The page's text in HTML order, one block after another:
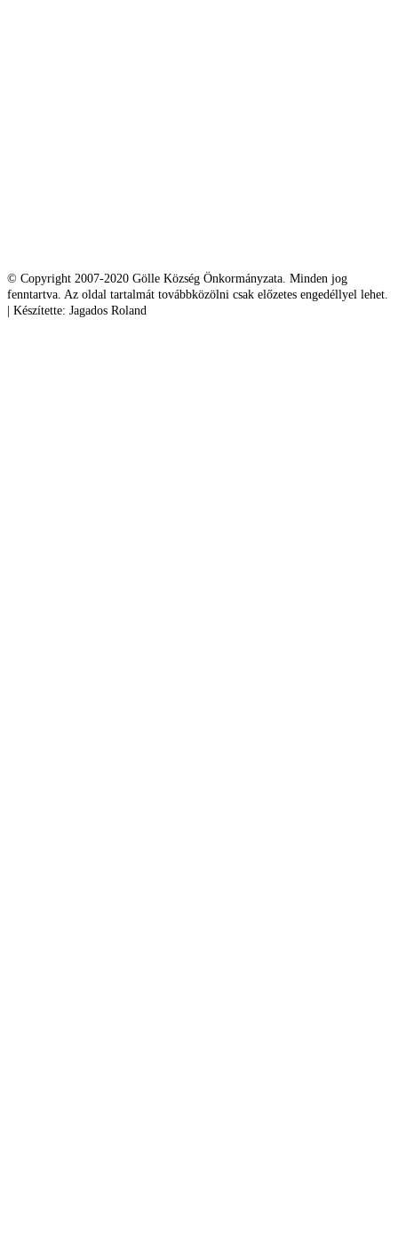
© Copyright 2007-2020 Gölle Község Önkormányzata. Minden jog
fenntartva. Az oldal tartalmát továbbközölni csak előzetes engedéllyel lehet.
| Készítette: Jagados Roland